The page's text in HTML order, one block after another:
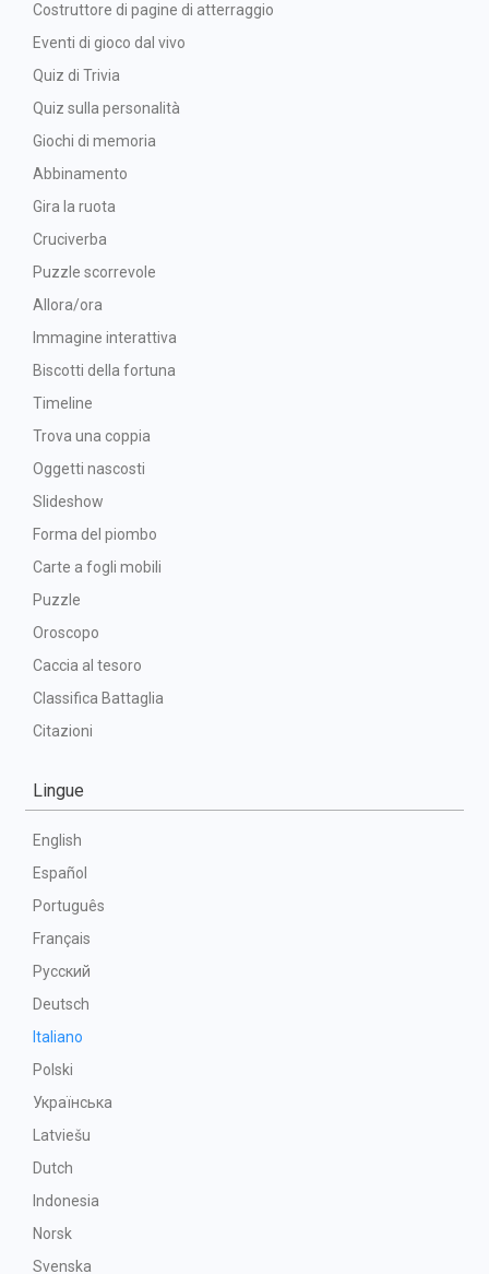
Costruttore di pagine di atterraggio
Eventi di gioco dal vivo
Quiz di Trivia
Quiz sulla personalità
Giochi di memoria
Abbinamento
Gira la ruota
Cruciverba
Puzzle scorrevole
Allora/ora
Immagine interattiva
Biscotti della fortuna
Timeline
Trova una coppia
Oggetti nascosti
Slideshow
Forma del piombo
Carte a fogli mobili
Puzzle
Oroscopo
Caccia al tesoro
Classifica Battaglia
Citazioni
Lingue
English
Español
Português
Français
Русский
Deutsch
Italiano
Polski
Українська
Latviešu
Dutch
Indonesia
Norsk
Svenska